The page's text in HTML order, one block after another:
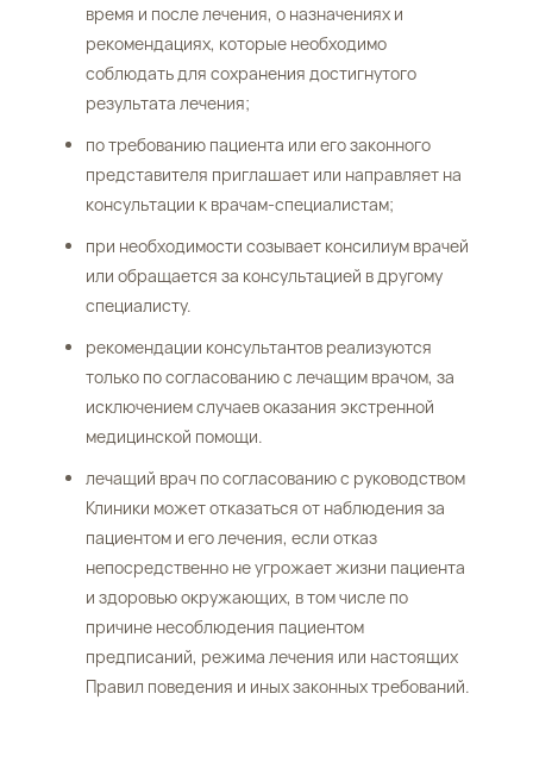
время и после лечения, о назначениях и
рекомендациях, которые необходимо
соблюдать для сохранения достигнутого
результата лечения;
по требованию пациента или его законного
представителя приглашает или направляет на
консультации к врачам-специалистам;
при необходимости созывает консилиум врачей
или обращается за консультацией в другому
специалисту.
рекомендации консультантов реализуются
только по согласованию с лечащим врачом, за
исключением случаев оказания экстренной
медицинской помощи.
лечащий врач по согласованию с руководством
Клиники может отказаться от наблюдения за
пациентом и его лечения, если отказ
непосредственно не угрожает жизни пациента
и здоровью окружающих, в том числе по
причине несоблюдения пациентом
предписаний, режима лечения или настоящих
Правил поведения и иных законных требований.